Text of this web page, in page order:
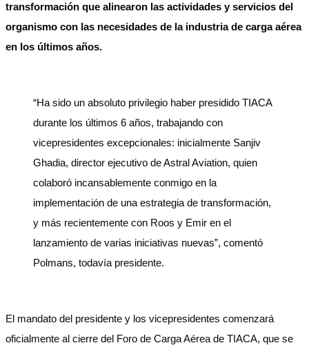
transformación que alinearon las actividades y servicios del
organismo con las necesidades de la industria de carga aérea
en los últimos años.
“Ha sido un absoluto privilegio haber presidido TIACA
durante los últimos 6 años, trabajando con
vicepresidentes excepcionales: inicialmente Sanjiv
Ghadia, director ejecutivo de Astral Aviation, quien
colaboró incansablemente conmigo en la
implementación de una estrategia de transformación,
y más recientemente con Roos y Emir en el
lanzamiento de varias iniciativas nuevas”, comentó
Polmans, todavía presidente.
El mandato del presidente y los vicepresidentes comenzará
oficialmente al cierre del Foro de Carga Aérea de TIACA, que se